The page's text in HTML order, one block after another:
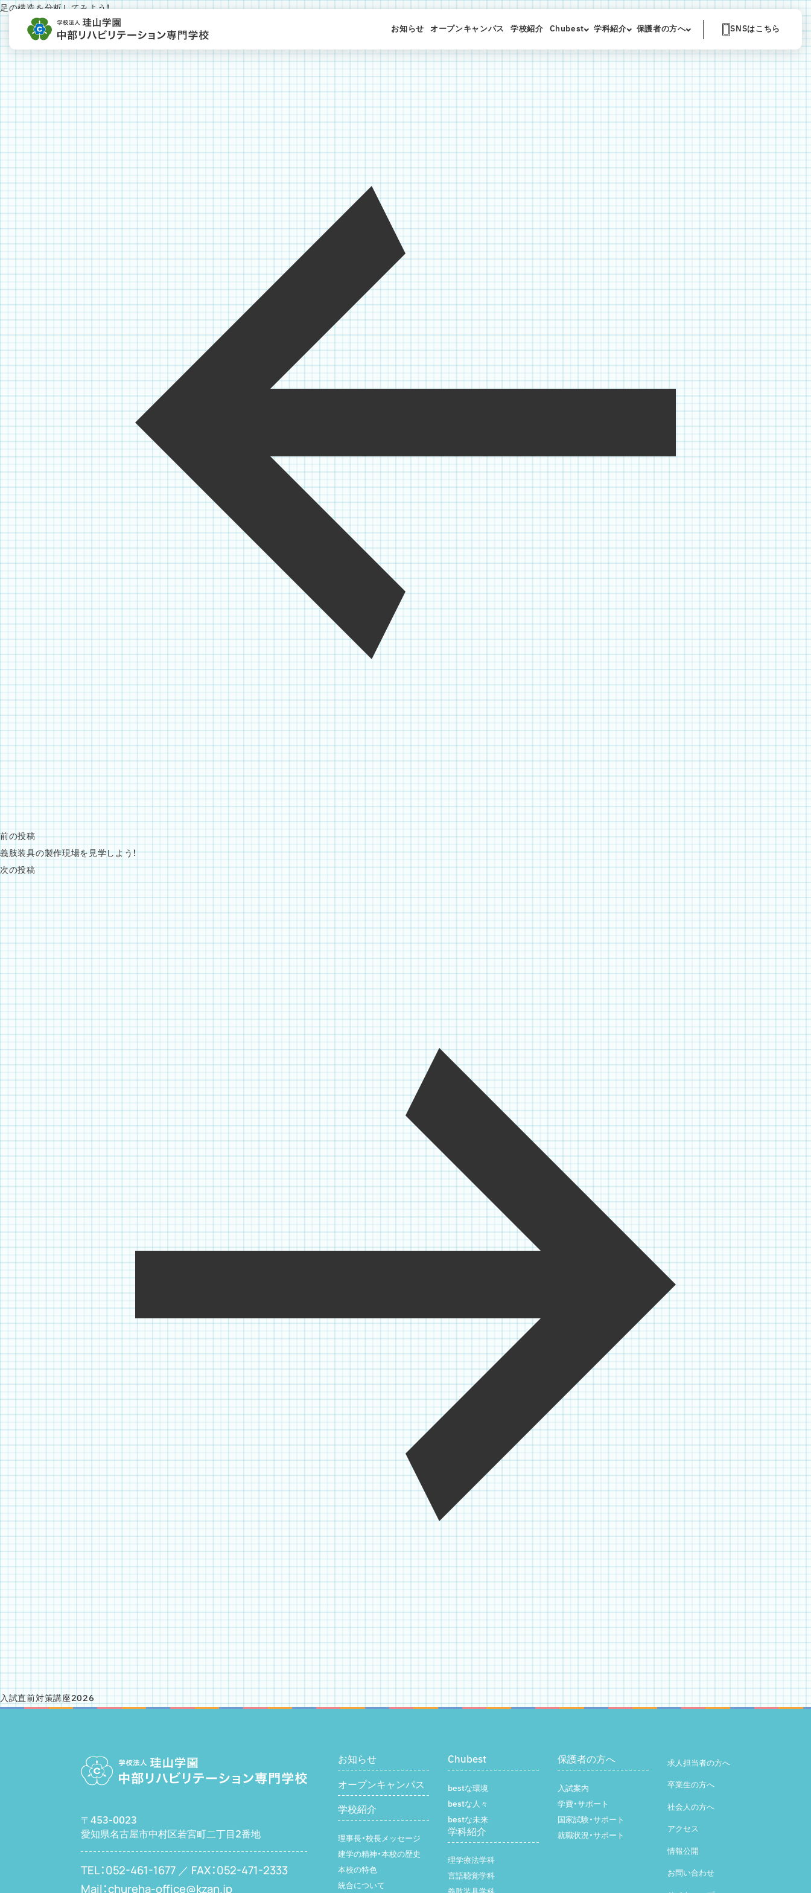
お知らせ オープンキャンパス 学校紹介 Chubest 学科紹介 保護者の方へ SNSはこちら
足の構造を分析してみよう！
ナ
ビ
ゲ
ー
シ
前の投稿
義肢装具の製作現場を見学しよう！
次の投稿
入試直前対策講座2026
〒453-0023
愛知県名古屋市中村区若宮町二丁目2番地
TEL：052-461-1677 ／ FAX：052-471-2333
Mail：chureha-office@kzan.jp
お知らせ
オープンキャンパス
学校紹介
理事長・校長メッセージ
建学の精神・本校の歴史
本校の特色
統合について
Chubest
bestな環境
bestな人々
bestな未来
学科紹介
理学療法学科
言語聴覚学科
保護者の方へ
入試案内
学費・サポート
国家試験・サポート
就職状況・サポート
求人担当者の方へ
卒業生の方へ
社会人の方へ
アクセス
情報公開
お問い合わせ